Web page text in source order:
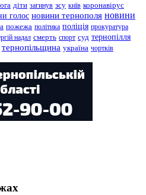
діти загинув зсу київ коронавірус
голос новини тернополя новини
пожежа політика поліція прокуратура
надал смерть спорт суд тернопілля
тернопільщина україна чортків